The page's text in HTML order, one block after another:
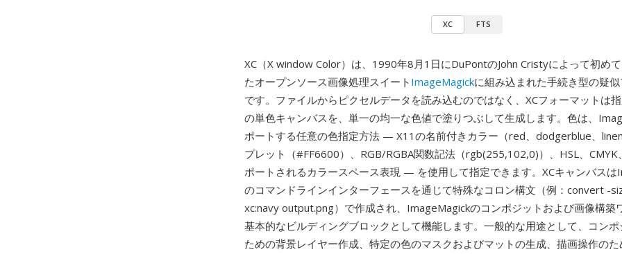
XC FTS
XC（X window Color）は、1990年8月1日にDuPontのJohn Cristyによって初め
たオープンソース画像処理スイート ImageMagickに組み込まれた手続き型の疑
です。ファイルからピクセルデータを読み込むのではなく、XCフォーマットは
の単色キャンバスを、単一の均一な色値で塗りつぶして生成します。色は、
ポートする任意の色指定方法 — X11の名前付きカラー（red、dodgerblue、
プレット（#FF6600）、RGB/RGBA関数記法（rgb(255,102,0)）、HSL、CMYK
ポートされるカラースペース表現 — を使用して指定できます。XCキャンバスは
のコマンドラインインターフェースを通じて特殊なコロン構文（例：convert -
xc:navy output.png）で作成され、ImageMagickのコンポジットおよび画像構築
基本的なビルディングブロックとして機能します。一般的な用途として、コン
ための背景レイヤー作成、特定の色のマスクおよびマットの生成、描画操作の